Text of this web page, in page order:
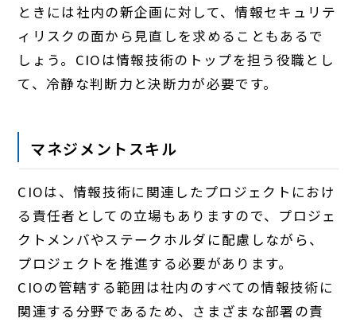
ときには社内の新企画に対して、情報セキュリテ
ィリスクの面から見直しを求めることもあるで
しょう。CIOは情報技術のトップを担う役職とし
て、冷静な判断力と決断力が必要です。
マネジメントスキル
CIOは、情報技術に関連したプロジェクトにおけ
る責任者としての立場もありますので、プロジェ
クトメンバやステークホルダに配慮しながら、
プロジェクトを推進する必要があります。
CIOの管轄する範囲は社内のすべての情報技術に
関連する分野であるため、さまざまな部署の責